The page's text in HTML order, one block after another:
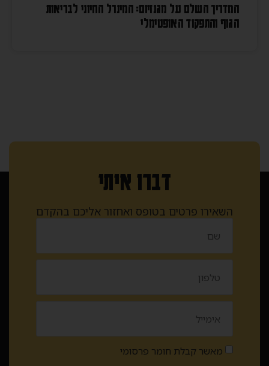
המדריך השלם על מגנזיום: המינרל החיוני לבריאות
הגוף והתפקוד האופטימלי
דברו איתי
השאירו פרטים בטופס ואחזור אליכם בהקדם
מאשר קבלת חומר פרסומי